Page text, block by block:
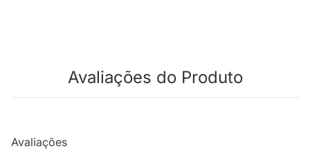
Avaliações do Produto
Avaliações